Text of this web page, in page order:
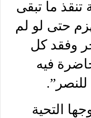
ما تبقى
حتى لو لم
وفقد كل
فيه
التحية